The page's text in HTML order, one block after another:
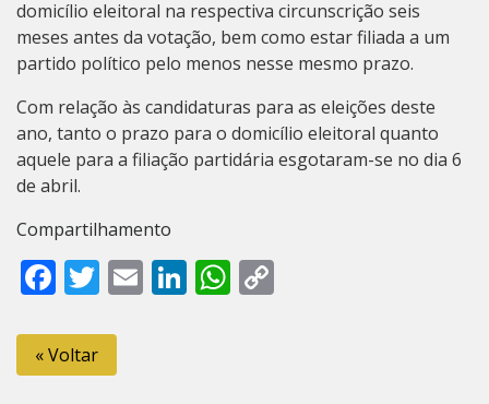
domicílio eleitoral na respectiva circunscrição seis
meses antes da votação, bem como estar filiada a um
partido político pelo menos nesse mesmo prazo.
Com relação às candidaturas para as eleições deste
ano, tanto o prazo para o domicílio eleitoral quanto
aquele para a filiação partidária esgotaram-se no dia 6
de abril.
Compartilhamento
Facebook
Twitter
EmailLinkedIn
WhatsApp
« Voltar